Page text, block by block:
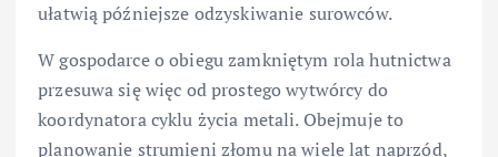
ułatwią późniejsze odzyskiwanie surowców.
W gospodarce o obiegu zamkniętym rola hutnictwa
przesuwa się więc od prostego wytwórcy do
koordynatora cyklu życia metali. Obejmuje to
planowanie strumieni złomu na wiele lat naprzód,